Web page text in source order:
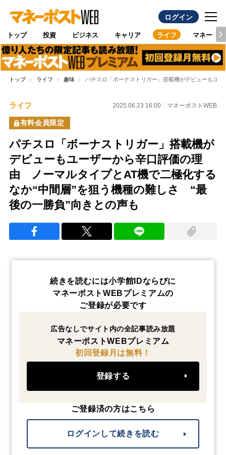
ログイン
トップ 投資 ビジネス キャリア ライフ マネー
トップ ライフ 趣味 パチスロ「ボーナストリガー」搭載機がデビューもユ
ライフ 2025.06.23 16:00 マネーポストWEB
有料会員限定
パチスロ「ボーナストリガー」搭載機が
デビューもユーザーから辛口評価の理
由 ノーマルタイプとAT機で二極化する
なか“中間層”を狙う機種の難しさ “最
後の一勝負”向きとの声も
続きを読むには小学館IDならびに
マネーポストWEBプレミアムの
ご登録が必要です
広告なしでサイト内の全記事読み放題
マネーポストWEBプレミアム
初回登録月は無料！
登録する
ご登録済の方はこちら
ログインして続きを読む